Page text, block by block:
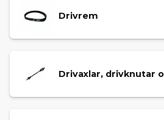
Drivrem
Drivaxlar, drivknutar